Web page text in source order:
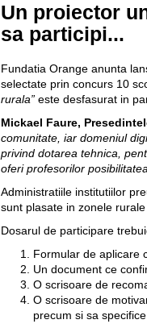
Un proiector
sa participi...
Fundatia Orange anunta
selectate prin concurs 10
rurala” este desfasurat in
Mickael Faure,
comunitate, iar domeniul
privind dotarea tehnica,
oferi profesorilor
Administratiile institutiilor
sunt plasate in zonele
Dosarul de participare
Formular de aplicare
Un document ce
O scrisoare de
O scrisoare de
precum si sa